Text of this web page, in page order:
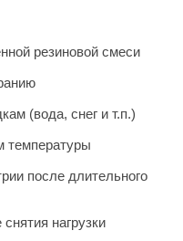
резиновой смеси
(вода, снег и т.п.)
температуры
после длительного
нагрузки